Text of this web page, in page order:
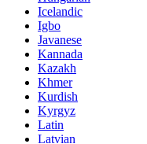
Icelandic
Igbo
Javanese
Kannada
Kazakh
Khmer
Kurdish
Kyrgyz
Latin
Latvian